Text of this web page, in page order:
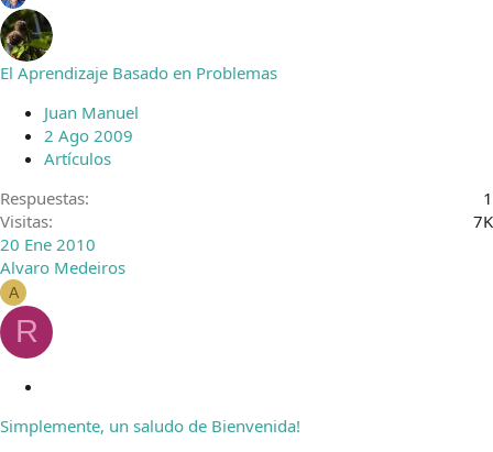
El Aprendizaje Basado en Problemas
Juan Manuel
2 Ago 2009
Artículos
Respuestas
1
Visitas
7K
20 Ene 2010
Alvaro Medeiros
A
R
r
Simplemente, un saludo de Bienvenida!